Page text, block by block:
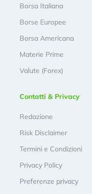
Borsa Italiana
Borse Europee
Borsa Americana
Materie Prime
Valute (Forex)
Contatti & Privacy
Redazione
Risk Disclaimer
Termini e Condizioni
Privacy Policy
Preferenze privacy